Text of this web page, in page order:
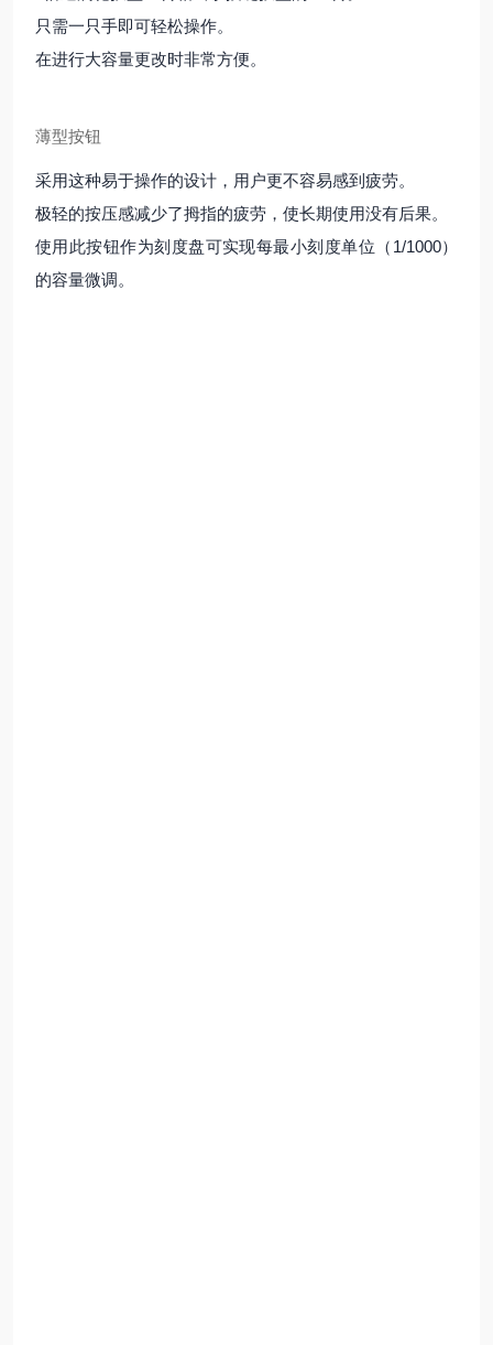
只需一只手即可轻松操作。
在进行大容量更改时非常方便。
薄型按钮
采用这种易于操作的设计，用户更不容易感到疲劳。
极轻的按压感减少了拇指的疲劳，使长期使用没有后果。
使用此按钮作为刻度盘可实现每最小刻度单位（1/1000）
的容量微调。